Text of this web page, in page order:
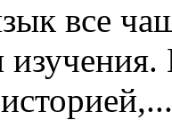
все